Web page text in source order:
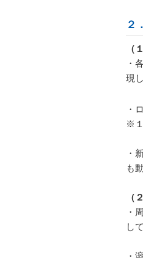
２
（
・
現
・
※
・
も
（
・
し
・